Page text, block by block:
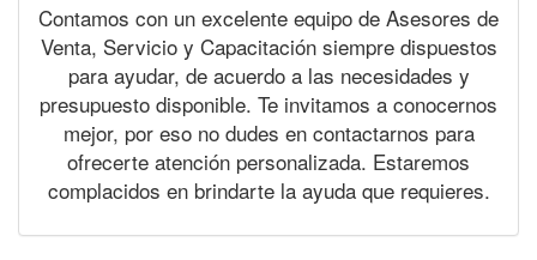
Contamos con un excelente equipo de Asesores de
Venta, Servicio y Capacitación siempre dispuestos
para ayudar, de acuerdo a las necesidades y
presupuesto disponible. Te invitamos a conocernos
mejor, por eso no dudes en contactarnos para
ofrecerte atención personalizada. Estaremos
complacidos en brindarte la ayuda que requieres.